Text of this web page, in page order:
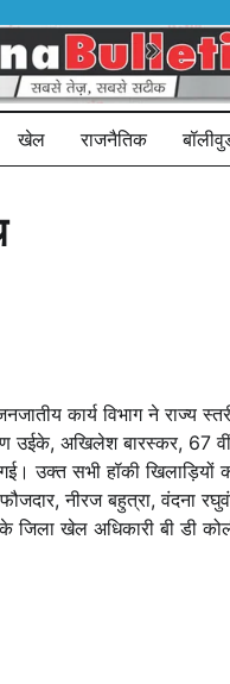
खेल राजनैतिक
कार्य विभाग ने राज्य
अखिलेश बारस्कर, 67 वीं
उक्त सभी हॉकी
नीरज बहुत्रा, वंदना
जिला खेल अधिकारी बी डी